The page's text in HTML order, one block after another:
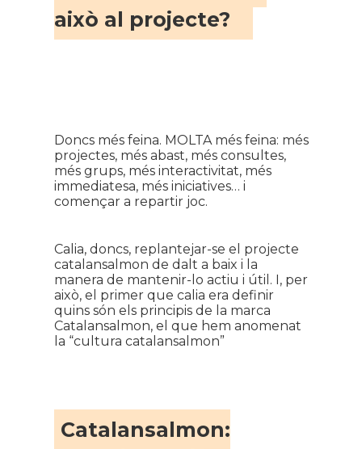
això al projecte?
Doncs més feina. MOLTA més feina: més
projectes, més abast, més consultes,
més grups, més interactivitat, més
immediatesa, més iniciatives… i
començar a repartir joc.
Calia, doncs, replantejar-se el projecte
catalansalmon de dalt a baix i la
manera de mantenir-lo actiu i útil. I, per
això, el primer que calia era definir
quins són els principis de la marca
Catalansalmon, el que hem anomenat
la “cultura catalansalmon”
Catalansalmon: